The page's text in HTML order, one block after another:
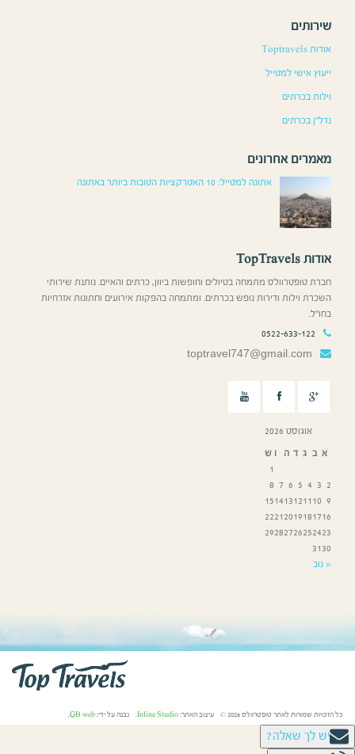
שירותים
אודות Toptravels
ייעוץ אישי למטייל
וילות בכרתים
נדל”ן בכרתים
מאמרים אחרונים
אתונה למטייל: 10 האטרקציות הטובות ביותר באתונה
אודות TopTravels
חברת טופטרוולס מתמחה בטיולים וחופשות ביוון, כרתים והאיים. נותנת שירותי
השכרת וילות ודירות נופש בכרתים. ומתמחה בהפקות אירועים וחתונות אזרחיות
בחו”ל.
0522-633-122
toptravel747@gmail.com
אוגוסט 2026
א ב ג ד ה ו ש
1
2
3
4
5
6
7
8
9
10
11
12
13
14
15
16
17
18
19
20
21
22
23
24
25
26
27
28
29
30
31
« נוב
כל הזכויות שמורות לאתר טופטרוולס 2026 © עיצוב האתר: Inline Studio. נבנה על ידי: GB web
.
יש לך שאלה?